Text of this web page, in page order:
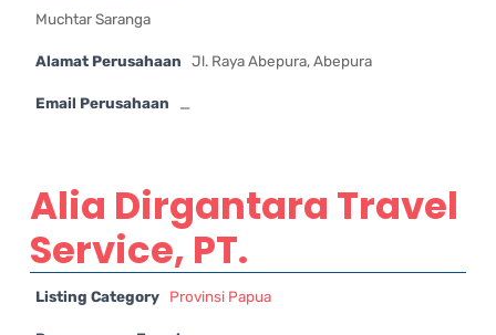
Muchtar Saranga
Alamat Perusahaan Jl. Raya Abepura, Abepura
Email Perusahaan
Alia Dirgantara Travel
Service, PT.
Listing Category Provinsi Papua